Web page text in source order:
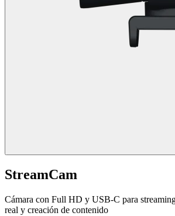
StreamCam
Cámara con Full HD y USB-C para
real y creación de contenido